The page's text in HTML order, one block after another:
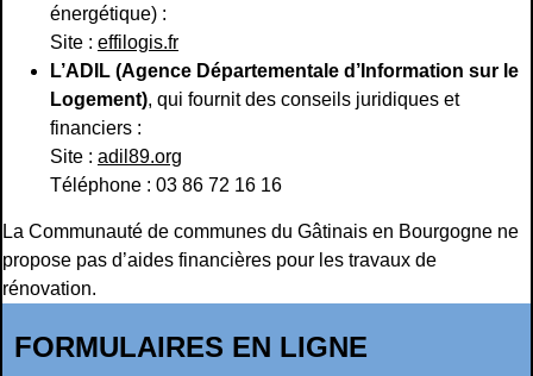
énergétique) :
Site : effilogis.fr
L’ADIL (Agence Départementale d’Information sur le
Logement), qui fournit des conseils juridiques et
financiers :
Site : adil89.org
Téléphone : 03 86 72 16 16
La Communauté de communes du Gâtinais en Bourgogne ne
propose pas d’aides financières pour les travaux de
rénovation.
FORMULAIRES EN LIGNE